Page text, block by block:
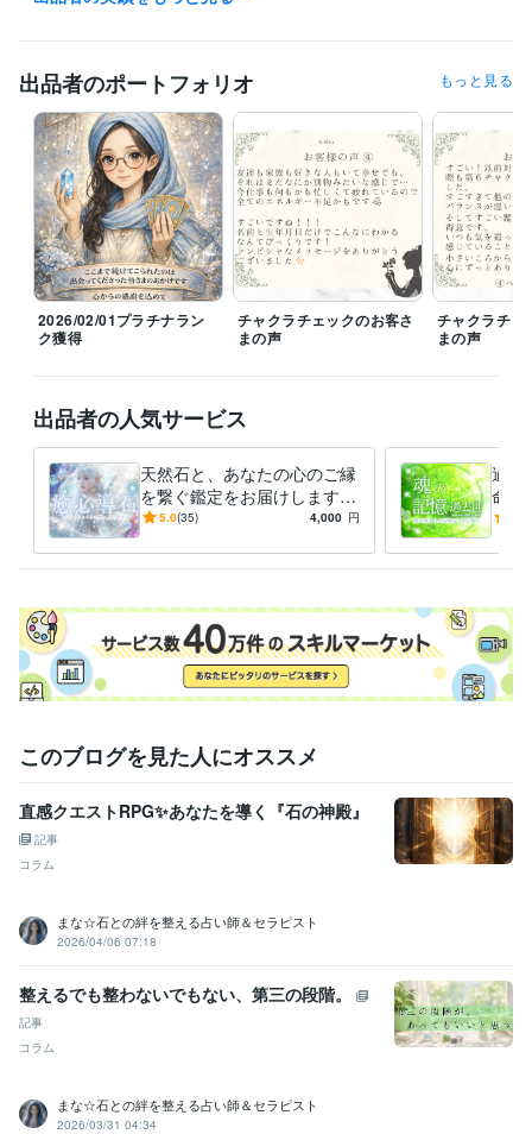
【休業日】
す✨
【夜間対応】
19時以降は育児などでバタバタしていることがあり、お返事が遅くなる
もしくは翌日になる可能性がございます。
経験職種
ライフスタイル・その他 / 占い師 経験年数 : 5年
ライフスタイル・その他 / マッサージ師・セラピスト 経験年数 : 4年
ライフスタイル・その他 / アドバイザー 経験年数 : 19年
受賞歴
ココナラ♡ゴールドランク達成！ ココナラ✨プラチナランク達成！
資格・検定
カラーセラピスト
アロマテラピー検定1級 取得年 : 2004年
子育て支援員 取得年 : 2024年
ビジネス・クリエイティブツール
CapCut:2年Canva:3年
得意分野
アロマ＠リーダー
占い 悩み相談 縁結び アチューメント カラーセラピー
住まい・美容・生活相談 アロマセラピー検定1級
アロマ エステ エッセンシャルオイル
出品者のポートフォリオ もっと見る
2026/02/01プラチナラン
ク獲得
チャクラチェックのお客さ
まの声
チャクラチェ
まの声
出品者の人気サービス
天然石と、あなたの心のご縁
を繋ぐ鑑定をお届けします
パワーストーンとの対話✨ス
ジ
5.0(35) 4,000 円
過去
命・
天然
ング
このブログを見た人にオススメ
直感クエストRPG✨あなたを導く『石の神殿』
記事
コラム
まな☆石との絆を整える占い師＆セラピスト
2026/04/06 07:18
整えるでも整わないでもない、第三の段階。
記事
コラム
まな☆石との絆を整える占い師＆セラピスト
2026/03/31 04:34